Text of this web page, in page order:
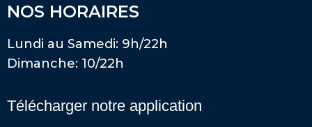
NOS HORAIRES
Lundi au Samedi: 9h/22h
Dimanche: 10/22h
Télécharger notre application